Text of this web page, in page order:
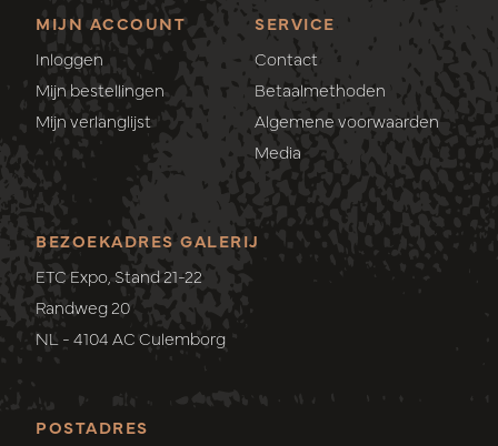
MIJN ACCOUNT
Inloggen
Mijn bestellingen
Mijn verlanglijst
SERVICE
Contact
Betaalmethoden
Algemene voorwaarden
Media
POSTADRES
BEZOEKADRES GALERIJ
ETC Expo, Stand 21-22
Randweg 20
NL - 4104 AC Culemborg